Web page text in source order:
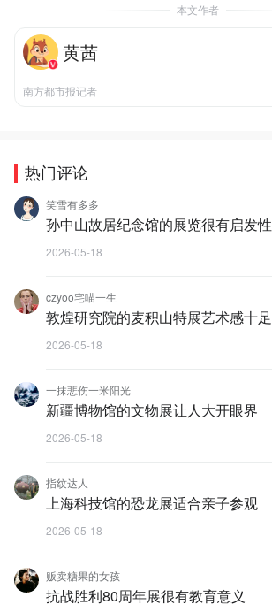
本文作者
黄茜
南方都市报记者
热门评论
笑雪有多多
孙中山故居纪念馆的展览很有启发性
2026-05-18
czyoo宅喵一生
敦煌研究院的麦积山特展艺术感十足
2026-05-18
一抹悲伤一米阳光
新疆博物馆的文物展让人大开眼界
2026-05-18
指纹达人
上海科技馆的恐龙展适合亲子参观
2026-05-18
贩卖糖果的女孩
抗战胜利80周年展很有教育意义